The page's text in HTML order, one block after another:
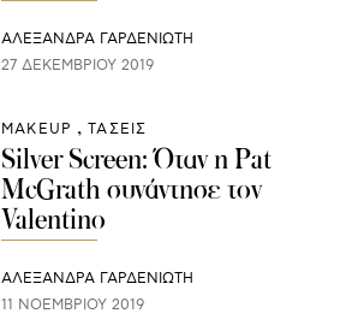
ΑΛΕΞΑΝΔΡΑ ΓΑΡΔΕΝΙΩΤΗ
27 ΔΕΚΕΜΒΡΊΟΥ 2019
ΜAKEUP ΤΑΣΕΙΣ
Silver Screen: Όταν η Pat
McGrath συνάντησε τον
Valentino
ΑΛΕΞΑΝΔΡΑ ΓΑΡΔΕΝΙΩΤΗ
11 ΝΟΕΜΒΡΊΟΥ 2019